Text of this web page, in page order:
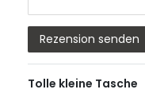
Rezensionstext
Rezension senden
Tolle kleine Tasche